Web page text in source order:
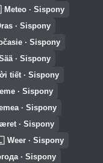
Meteo · Sispony
· Sispony
· Sispony
· Sispony
tiết · Sispony
· Sispony
· Sispony
· Sispony
Weer · Sispony
· Sispony